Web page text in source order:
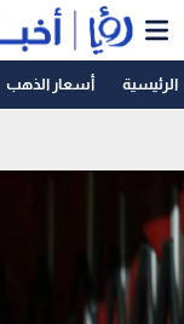
الرئيسية أسعار الذهب